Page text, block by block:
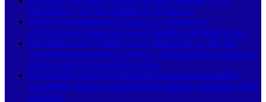
Μηταράκη ή τον Άγιο Σάββα του Αχιλλέως!
ΝΙΚΗ κατά κυβέρνησης για τις νέες ταυτότητες:
«Ηλεκτρονικό φακέλωμα χωρίς διαφάνεια & απαντήσεις»
Καμπανάκι από τη ΝΙΚΗ για τη Μαγνησία: «1.300 νέα
περιστατικά καρκίνου τον χρόνο – Η περιοχή δεν μπορεί να
μείνει χωρίς Ογκολογική Κλινική»
Η Σκόπελος τίμησε τον Πρέσβη Αντώνιο Αλεξανδρίδη –
Συγκίνηση, θερμό χειροκρότημα & λαμπρές παρουσίες στον
«Ορφέα»